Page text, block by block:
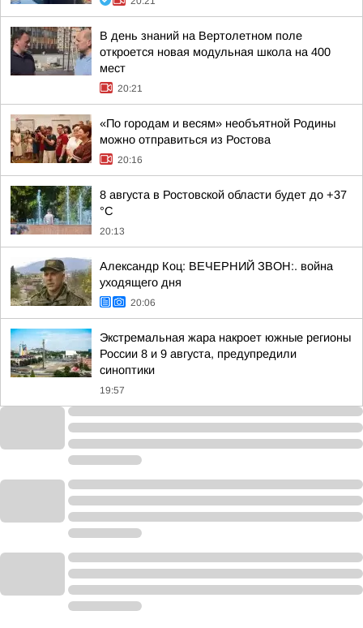
В день знаний на Вертолетном поле
откроется новая модульная школа на 400
мест
20:21
«По городам и весям» необъятной Родины
можно отправиться из Ростова
20:16
8 августа в Ростовской области будет до +37
°C
20:13
Александр Коц: ВЕЧЕРНИЙ ЗВОН:. война
уходящего дня
20:06
Экстремальная жара накроет южные регионы
России 8 и 9 августа, предупредили
синоптики
19:57